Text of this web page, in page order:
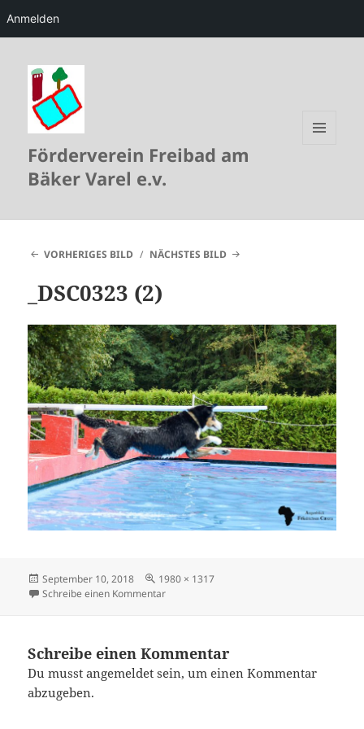
Anmelden
Förderverein Freibad am
Bäker Varel e.v.
VORHERIGES BILD NÄCHSTES BILD
_DSC0323 (2)
Veröffentlicht
am
September 10, 2018 Originalgröße
1980 × 1317
Schreibe einen Kommentarzu _DSC0323 (2)
Schreibe einen Kommentar
Du musstangemeldet sein, um einen Kommentar
abzugeben.